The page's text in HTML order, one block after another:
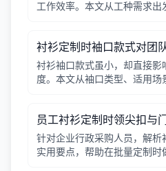
工作效率。本文从工种需求出
衬衫定制时袖口款式对团
衬衫袖口款式虽小，却直接影
度。本文从袖口类型、适用场
员工衬衫定制时领尖扣与
针对企业行政采购人员，解析
实用要点，帮助在批量定制时